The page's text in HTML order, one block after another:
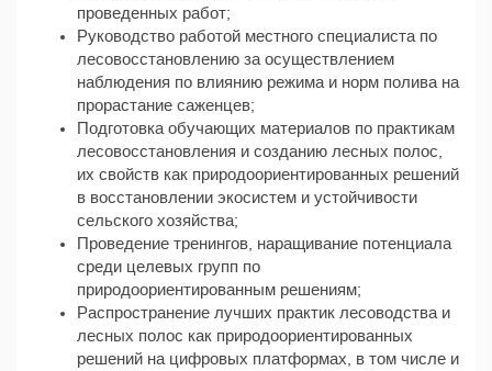
проведенных работ;
Руководство работой местного специалиста по
лесовосстановлению за осуществлением
наблюдения по влиянию режима и норм полива на
прорастание саженцев;
Подготовка обучающих материалов по практикам
лесовосстановления и созданию лесных полос,
их свойств как природоориентированных решений
в восстановлении экосистем и устойчивости
сельского хозяйства;
Проведение тренингов, наращивание потенциала
среди целевых групп по
природоориентированным решениям;
Распространение лучших практик лесоводства и
лесных полос как природоориентированных
решений на цифровых платформах, в том числе и